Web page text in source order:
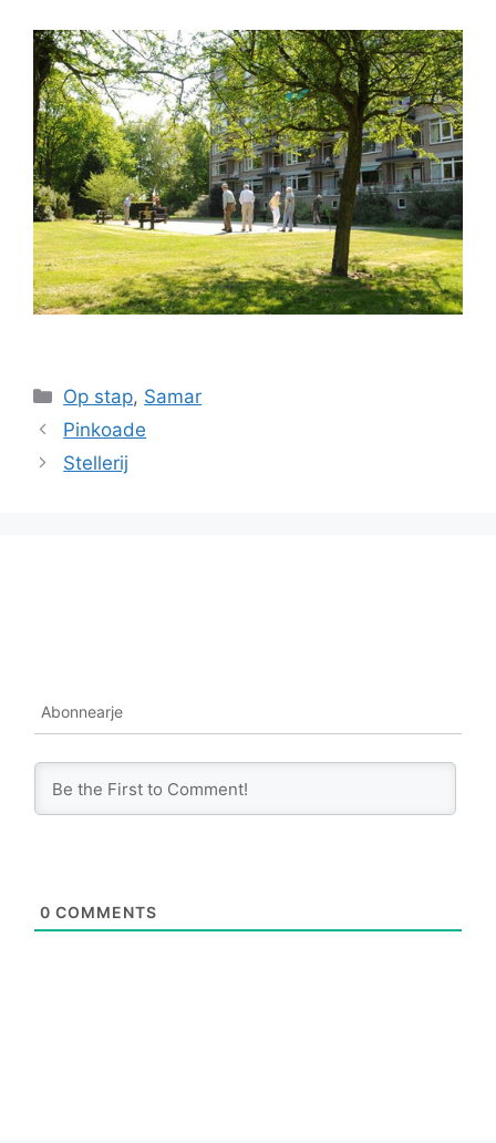
Categories
Op stap, Samar
Pinkoade
Stellerij
Abonnearje
0 COMMENTS